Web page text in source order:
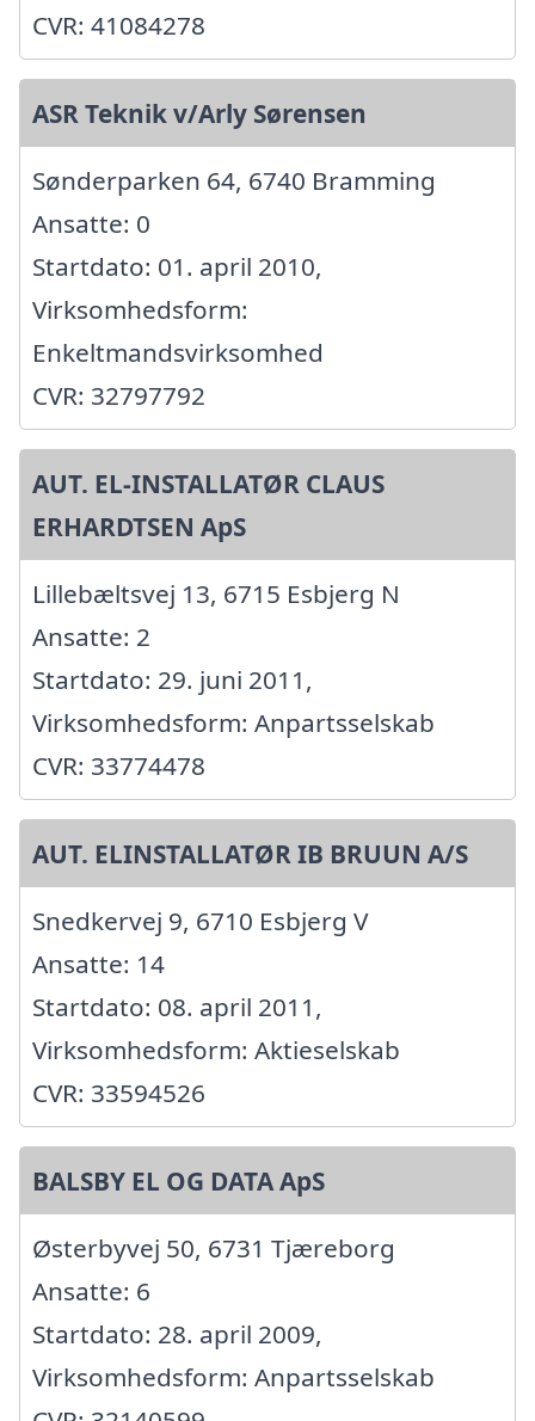
CVR: 41084278
ASR Teknik v/Arly Sørensen
Sønderparken 64, 6740 Bramming
Ansatte: 0
Startdato: 01. april 2010,
Virksomhedsform:
Enkeltmandsvirksomhed
CVR: 32797792
AUT. EL-INSTALLATØR CLAUS
ERHARDTSEN ApS
Lillebæltsvej 13, 6715 Esbjerg N
Ansatte: 2
Startdato: 29. juni 2011,
Virksomhedsform: Anpartsselskab
CVR: 33774478
AUT. ELINSTALLATØR IB BRUUN A/S
Snedkervej 9, 6710 Esbjerg V
Ansatte: 14
Startdato: 08. april 2011,
Virksomhedsform: Aktieselskab
CVR: 33594526
BALSBY EL OG DATA ApS
Østerbyvej 50, 6731 Tjæreborg
Ansatte: 6
Startdato: 28. april 2009,
Virksomhedsform: Anpartsselskab